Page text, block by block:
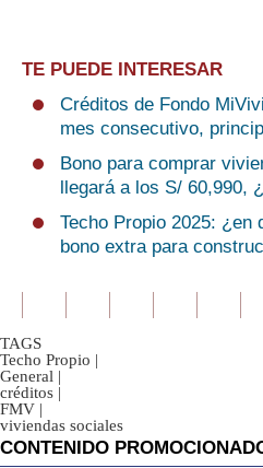
TE PUEDE INTERESAR
Créditos de Fondo
mes consecutivo,
Bono para comprar
llegará a los S/ 60,990,
Techo Propio 2025: ¿en
bono extra para
TAGS
Techo Propio |
General |
créditos |
FMV |
viviendas sociales